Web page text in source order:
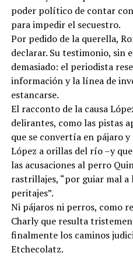
poder político de contar
para impedir el secuestro.
Por pedido de la querella,
declarar. Su testimonio, sin
demasiado: el periodista
información y la línea de
estancarse.
El racconto de la causa
delirantes, como las pistas
que se convertía en pájaro
López a orillas del río –y
las acusaciones al perro
rastrillajes, “por guiar mal a
peritajes”.
Ni pájaros ni perros, como
Charly que resulta
finalmente los caminos
Etchecolatz.